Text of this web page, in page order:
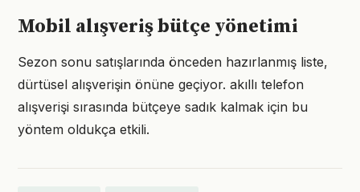
Mobil alışveriş bütçe yönetimi
Sezon sonu satışlarında önceden hazırlanmış liste,
dürtüsel alışverişin önüne geçiyor. akıllı telefon
alışverişi sırasında bütçeye sadık kalmak için bu
yöntem oldukça etkili.